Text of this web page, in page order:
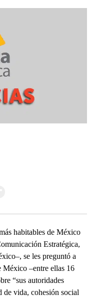
habitables de México
Estratégica,
se les preguntó a
México –entre ellas 16
“sus autoridades
de vida, cohesión social